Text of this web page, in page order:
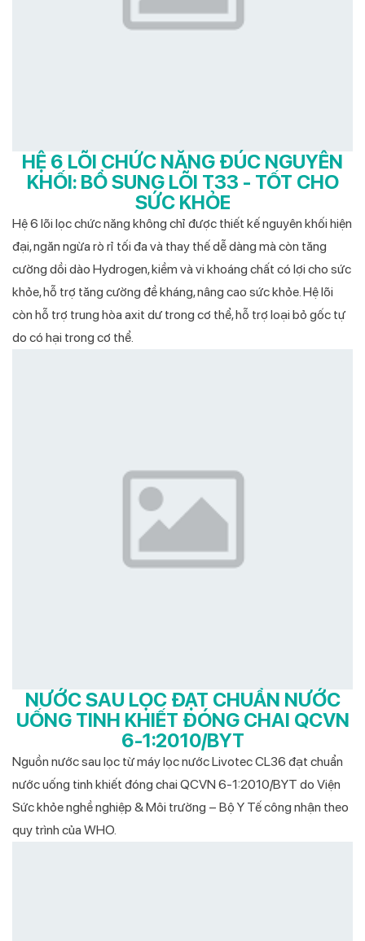
HỆ 6 LÕI CHỨC NĂNG ĐÚC NGUYÊN
KHỐI: BỔ SUNG LÕI T33 - TỐT CHO
SỨC KHỎE
Hệ 6 lõi lọc chức năng không chỉ được thiết kế nguyên khối hiện
đại, ngăn ngừa rò rỉ tối đa và thay thế dễ dàng mà còn tăng
cường dồi dào Hydrogen, kiềm và vi khoáng chất có lợi cho sức
khỏe, hỗ trợ tăng cường đề kháng, nâng cao sức khỏe. Hệ lõi
còn hỗ trợ trung hòa axit dư trong cơ thể, hỗ trợ loại bỏ gốc tự
do có hại trong cơ thể.
NƯỚC SAU LỌC ĐẠT CHUẨN NƯỚC
UỐNG TINH KHIẾT ĐÓNG CHAI QCVN
6-1:2010/BYT
Nguồn nước sau lọc từ máy lọc nước Livotec CL36 đạt chuẩn
nước uống tinh khiết đóng chai QCVN 6-1:2010/BYT do Viện
Sức khỏe nghề nghiệp & Môi trường – Bộ Y Tế công nhận theo
quy trình của WHO.